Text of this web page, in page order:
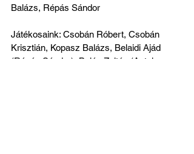
Balázs, Répás Sándor
Játékosaink: Csobán Róbert, Csobán
Krisztián, Kopasz Balázs, Belaidi Ajád
(Répás Sándor), Baján Zoltán (Antal